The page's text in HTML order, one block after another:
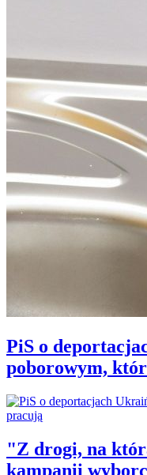
PiS o
poborowym,
"Z drogi, na
kampanii